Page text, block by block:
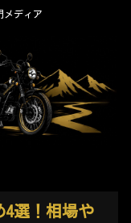
メディア
4選！相場や